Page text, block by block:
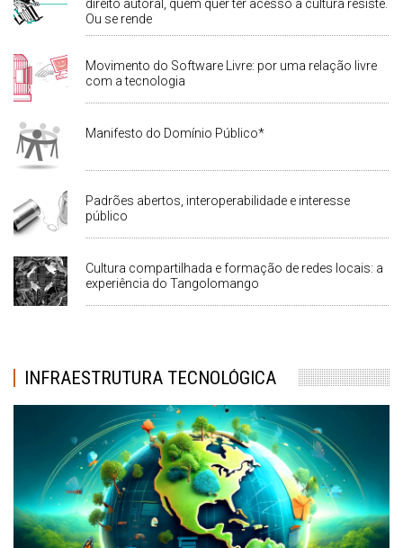
direito autoral, quem quer ter acesso à cultura resiste.
Ou se rende
Movimento do Software Livre: por uma relação livre
com a tecnologia
Manifesto do Domínio Público*
Padrões abertos, interoperabilidade e interesse
público
Cultura compartilhada e formação de redes locais: a
experiência do Tangolomango
INFRAESTRUTURA TECNOLÓGICA